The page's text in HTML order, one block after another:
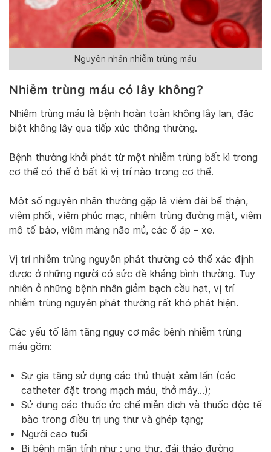
Nguyên nhân nhiễm trùng máu
Nhiễm trùng máu có lây không?
Nhiễm trùng máu là bệnh hoàn toàn không lây lan, đặc
biệt không lây qua tiếp xúc thông thường.
Bệnh thường khởi phát từ một nhiễm trùng bất kì trong
cơ thể có thể ở bất kì vị trí nào trong cơ thể.
Một số nguyên nhân thường gặp là viêm đài bể thận,
viêm phổi, viêm phúc mạc, nhiễm trùng đường mật, viêm
mô tế bào, viêm màng não mủ, các ổ áp – xe.
Vị trí nhiễm trùng nguyên phát thường có thể xác định
được ở những người có sức đề kháng bình thường. Tuy
nhiên ở những bệnh nhân giảm bạch cầu hạt, vị trí
nhiễm trùng nguyên phát thường rất khó phát hiện.
Các yếu tố làm tăng nguy cơ mắc bệnh nhiễm trùng
máu gồm:
Sự gia tăng sử dụng các thủ thuật xâm lấn (các
catheter đặt trong mạch máu, thở máy…);
Sử dụng các thuốc ức chế miễn dịch và thuốc độc tế
bào trong điều trị ung thư và ghép tạng;
Người cao tuổi
Bị bệnh mãn tính như : ung thư, đái tháo đường